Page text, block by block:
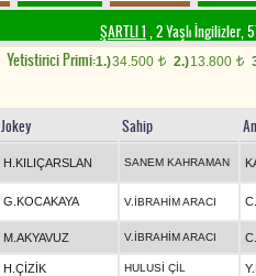
ŞARTLI 1 , 2 Yaşlı İngilizler,
Yetistirici Primi:1.)34.500 t 2.)13.800 t
Jokey Sahip
H.KILIÇARSLAN SANEM KAHRAMAN
G.KOCAKAYA V.İBRAHİM ARACI
M.AKYAVUZ V.İBRAHİM ARACI
H.ÇİZİK HULUSİ ÇİL